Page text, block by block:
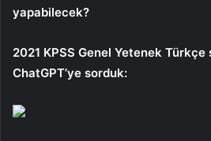
yapabilecek?
2021 KPSS Genel Yetenek Türkçe
ChatGPT’ye sorduk: